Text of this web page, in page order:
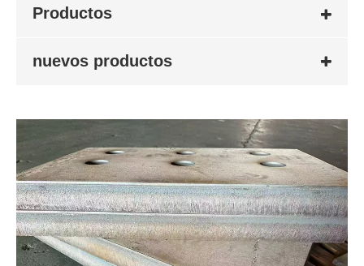
Productos
nuevos productos